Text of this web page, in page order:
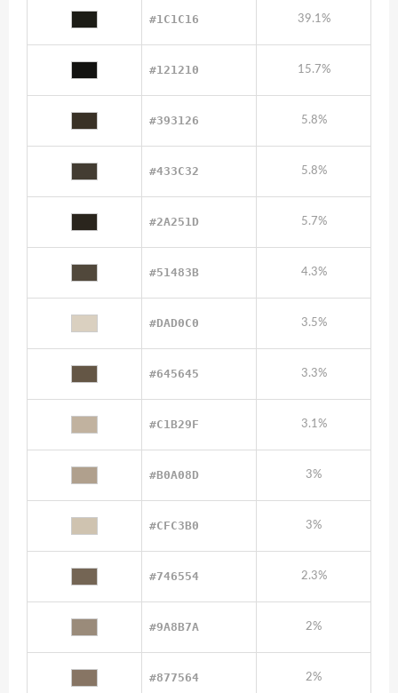
#1C1C16 39.1%
#121210 15.7%
#393126 5.8%
#433C32 5.8%
#2A251D 5.7%
#51483B 4.3%
#DAD0C0 3.5%
#645645 3.3%
#C1B29F 3.1%
#B0A08D 3%
#CFC3B0 3%
#746554 2.3%
#9A8B7A 2%
#877564 2%